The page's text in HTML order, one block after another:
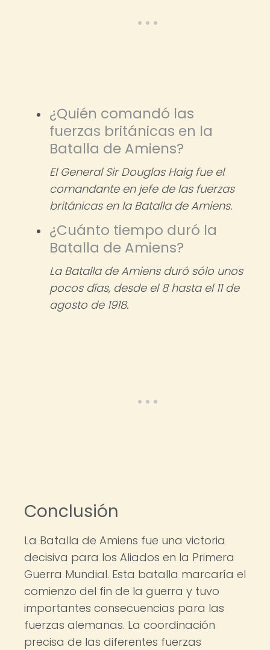
¿Quién comandó las
fuerzas británicas en la
Batalla de Amiens?
El General Sir Douglas Haig fue el
comandante en jefe de las fuerzas
británicas en la Batalla de Amiens.
¿Cuánto tiempo duró la
Batalla de Amiens?
La Batalla de Amiens duró sólo unos
pocos días, desde el 8 hasta el 11 de
agosto de 1918.
Conclusión
La Batalla de Amiens fue una victoria
decisiva para los Aliados en la Primera
Guerra Mundial. Esta batalla marcaría el
comienzo del fin de la guerra y tuvo
importantes consecuencias para las
fuerzas alemanas. La coordinación
precisa de las diferentes fuerzas